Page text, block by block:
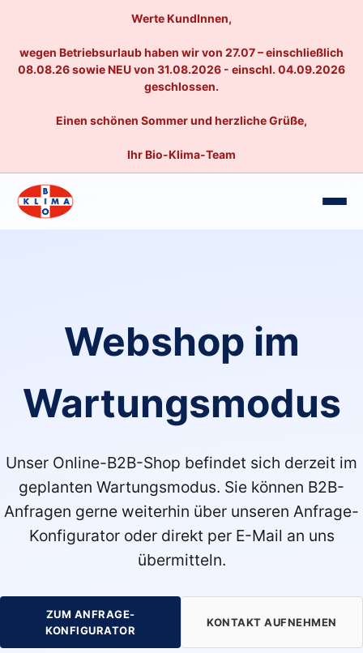
Werte KundInnen,
wegen Betriebsurlaub haben wir von 27.07 – einschließlich
08.08.26 sowie NEU von 31.08.2026 - einschl. 04.09.2026
geschlossen.
Einen schönen Sommer und herzliche Grüße,
Ihr Bio-Klima-Team
Webshop im
Wartungsmodus
Unser Online-B2B-Shop befindet sich derzeit im
geplanten Wartungsmodus. Sie können B2B-
Anfragen gerne weiterhin über unseren Anfrage-
Konfigurator oder direkt per E-Mail an uns
übermitteln.
ZUM ANFRAGE-
KONFIGURATOR
KONTAKT AUFNEHMEN